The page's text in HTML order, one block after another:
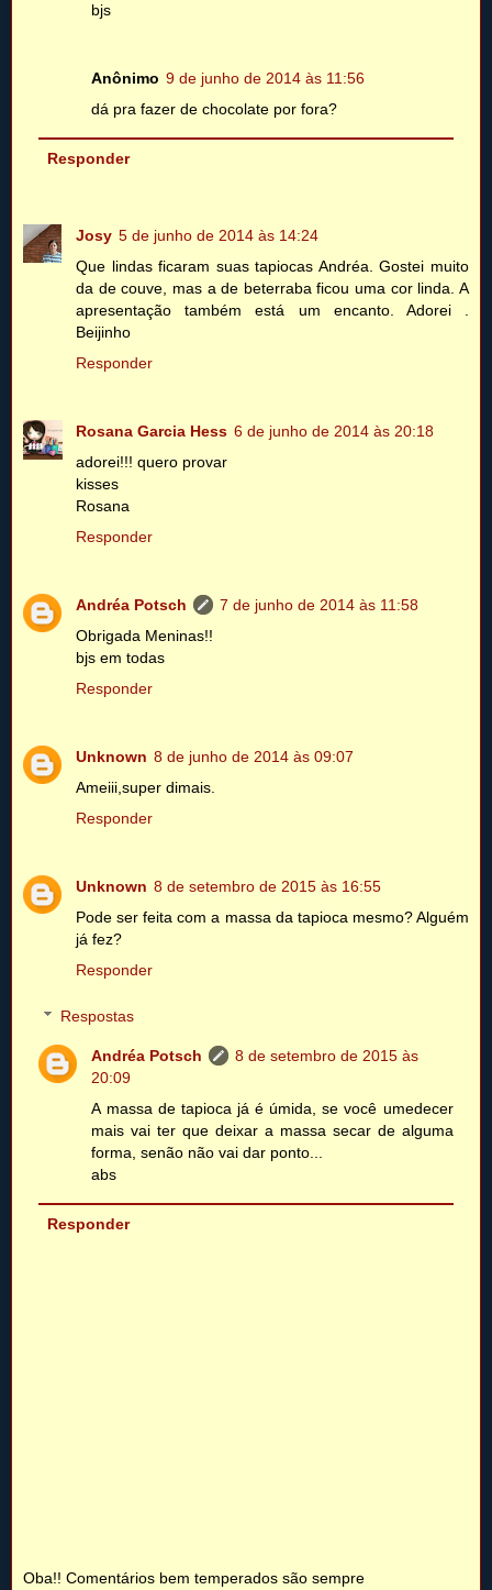
bjs
Anônimo 9 de junho de 2014 às 11:56
dá pra fazer de chocolate por fora?
Responder
Josy 5 de junho de 2014 às 14:24
Que lindas ficaram suas tapiocas Andréa. Gostei muito
da de couve, mas a de beterraba ficou uma cor linda. A
apresentação também está um encanto. Adorei .
Beijinho
Responder
Rosana Garcia Hess 6 de junho de 2014 às 20:18
adorei!!! quero provar
kisses
Rosana
Responder
Andréa Potsch
7 de junho de 2014 às 11:58
Obrigada Meninas!!
bjs em todas
Responder
Unknown 8 de junho de 2014 às 09:07
Ameiii,super dimais.
Responder
Unknown 8 de setembro de 2015 às 16:55
Pode ser feita com a massa da tapioca mesmo? Alguém
já fez?
Responder
Respostas
Andréa Potsch
8 de setembro de 2015 às
20:09
A massa de tapioca já é úmida, se você umedecer
mais vai ter que deixar a massa secar de alguma
forma, senão não vai dar ponto...
abs
Responder
Oba!! Comentários bem temperados são sempre